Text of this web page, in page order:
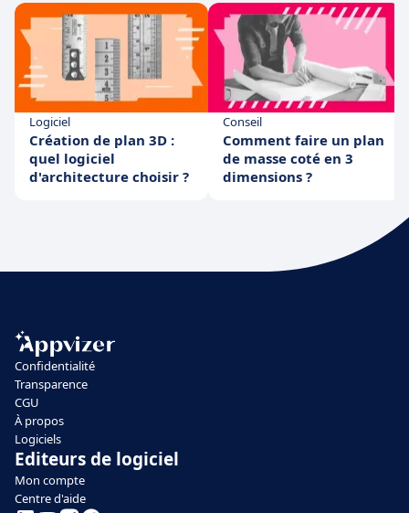
Logiciel
Création de plan 3D :
quel logiciel
d'architecture choisir ?
Conseil
Comment faire un plan
de masse coté en 3
dimensions ?
Confidentialité
Transparence
CGU
À propos
Logiciels
Editeurs de logiciel
Mon compte
Centre d'aide